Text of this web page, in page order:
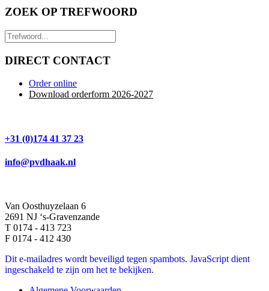
ZOEK OP TREFWOORD
DIRECT CONTACT
Order online
Download orderform 2026-2027
+31 (0)174 41 37 23
info@pvdhaak.nl
Van Oosthuyzelaan 6
2691 NJ ‘s-Gravenzande
T 0174 - 413 723
F 0174 - 412 430
Dit e-mailadres wordt beveiligd tegen spambots. JavaScript dient
ingeschakeld te zijn om het te bekijken.